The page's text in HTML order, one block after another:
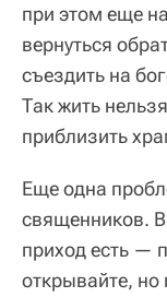
при этом еще
вернуться
съездить на
Так жить
приблизить
Еще одна
священников.
приход есть —
открывайте, но